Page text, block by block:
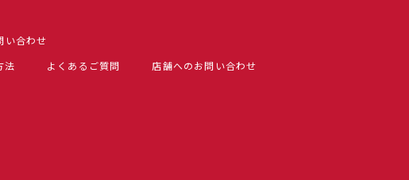
合わせ
法 よくあるご質問
店舗へのお問い合わせ